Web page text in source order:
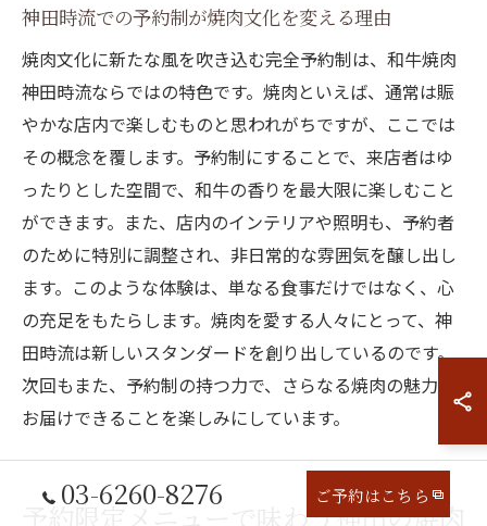
神田時流での予約制が焼肉文化を変える理由
焼肉文化に新たな風を吹き込む完全予約制は、和牛焼肉
神田時流ならではの特色です。焼肉といえば、通常は賑
やかな店内で楽しむものと思われがちですが、ここでは
その概念を覆します。予約制にすることで、来店者はゆ
ったりとした空間で、和牛の香りを最大限に楽しむこと
ができます。また、店内のインテリアや照明も、予約者
のために特別に調整され、非日常的な雰囲気を醸し出し
ます。このような体験は、単なる食事だけではなく、心
の充足をもたらします。焼肉を愛する人々にとって、神
田時流は新しいスタンダードを創り出しているのです。
次回もまた、予約制の持つ力で、さらなる焼肉の魅力を
お届けできることを楽しみにしています。
予約限定メニューで味わう神田の焼肉
03-6260-8276 ご予約はこちら